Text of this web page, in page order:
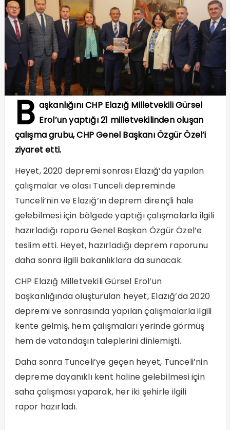
B aşkanlığını CHP Elazığ Milletvekili Gürsel
Erol’un yaptığı 21 milletvekilinden oluşan
çalışma grubu, CHP Genel Başkanı Özgür Özel’i
ziyaret etti.
Heyet, 2020 depremi sonrası Elazığ’da yapılan
çalışmalar ve olası Tunceli depreminde
Tunceli’nin ve Elazığ’ın deprem dirençli hale
gelebilmesi için bölgede yaptığı çalışmalarla ilgili
hazırladığı raporu Genel Başkan Özgür Özel’e
teslim etti. Heyet, hazırladığı deprem raporunu
daha sonra ilgili bakanlıklara da sunacak.
CHP Elazığ Milletvekili Gürsel Erol’un
başkanlığında oluşturulan heyet, Elazığ’da 2020
depremi ve sonrasında yapılan çalışmalarla ilgili
kente gelmiş, hem çalışmaları yerinde görmüş
hem de vatandaşın taleplerini dinlemişti.
Daha sonra Tunceli’ye geçen heyet, Tunceli’nin
depreme dayanıklı kent haline gelebilmesi için
saha çalışması yaparak, her iki şehirle ilgili
rapor hazırladı.